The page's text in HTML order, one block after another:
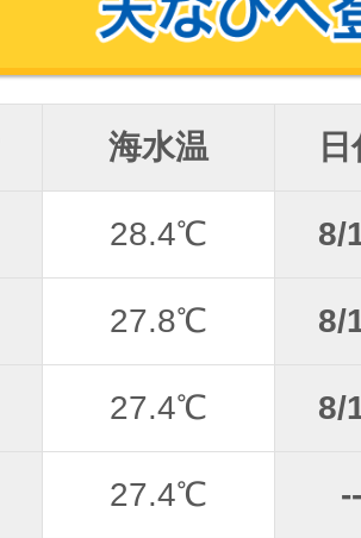
海水温
28.4℃ 8/
27.8℃ 8/
27.4℃ 8/
27.4℃ --